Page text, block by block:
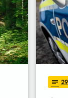
notes 29